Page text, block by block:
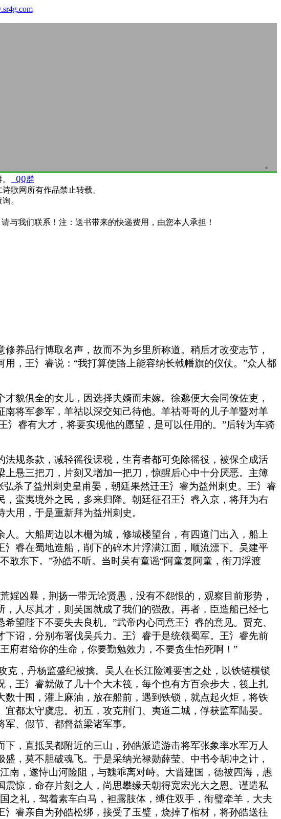
QQ群
歌网所有作品禁止转载。
。
与我们联系！注：送书带来的快递费用，由您本人承担！
养品行博取名声，故而不为乡里所称道。稍后才改变志节，
，王氵睿说：“我打算使路上能容纳长戟幡旗的仪仗。”众人都
貌俱全的女儿，因选择夫婿而未嫁。徐邈便大会同僚佐吏，
将军参军，羊祜以深交知己待他。羊祜哥哥的儿子羊暨对羊
氵睿有大才，将要实现他的愿望，是可以任用的。”后转为车骑
规条款，减轻徭役课税，生育者都可免除徭役，被保全成活
悬三把刀，片刻又增加一把刀，惊醒后心中十分厌恶。主簿
杀了益州刺史皇甫晏，朝廷果然迁王氵睿为益州刺史。王氵睿
蛮夷境外之民，多来归降。朝廷征召王氵睿入京，将拜为右
用，于是重新拜为益州刺史。
。大船周边以木栅为城，修城楼望台，有四道门出入，船上
睿在蜀地造船，削下的碎木片浮满江面，顺流漂下。吴建平
敢东下。”孙皓不听。当时吴有童谣“阿童复阿童，衔刀浮渡
凶暴，荆扬一带无论贤愚，没有不怨恨的，观察目前形势，
人尽其才，则吴国就成了我们的强敌。再者，臣造船已经七
望陛下不要失去良机。”武帝内心同意王氵睿的意见。贾充、
诏，分别布署伐吴兵力。王氵睿于是统领蜀军。王氵睿先前
府君给你的生命，你要勤勉效力，不要贪生怕死啊！”
，丹杨监盛纪被擒。吴人在长江险滩要害之处，以铁链横锁
王氵睿就做了几十个大木筏，每个也有方百余步大，筏上扎
十围，灌上麻油，放在船前，遇到铁锁，就点起火炬，将铁
都太守虞忠。初五，攻克荆门、夷道二城，俘获监军陆晏。
、假节、都督益梁诸军事。
，直抵吴都附近的三山，孙皓派遣游击将军张象率水军万人
，莫不胆破魂飞。于是采纳光禄勋薛莹、中书令胡冲之计，
南，遂恃山河险阻，与魏乖离对峙。大晋建国，德被四海，愚
惊，命存片刻之人，尚思攀缘天朝得宽宏光大之恩。谨遣私
之礼，驾着素车白马，袒露肢体，缚住双手，衔璧牵羊，大夫
睿亲自为孙皓松绑，接受了玉璧，烧掉了棺材，将孙皓送往